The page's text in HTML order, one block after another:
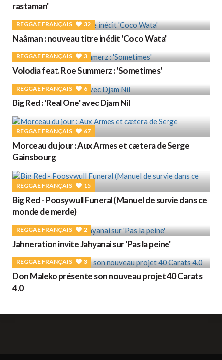
rastaman'
REGGAE FRANÇAIS 32
Naâman : nouveau titre inédit 'Coco Wata'
REGGAE FRANÇAIS 3
Volodia feat. Roe Summerz : 'Sometimes'
REGGAE FRANÇAIS 6
Big Red : 'Real One' avec Djam Nil
REGGAE FRANÇAIS 67
Morceau du jour : Aux Armes et cætera de Serge
Gainsbourg
REGGAE FRANÇAIS 15
Big Red - Poosywull Funeral (Manuel de survie dans ce
monde de merde)
REGGAE FRANÇAIS 2
Jahneration invite Jahyanai sur 'Pas la peine'
REGGAE FRANÇAIS 3
Don Maleko présente son nouveau projet 40 Carats
4.0